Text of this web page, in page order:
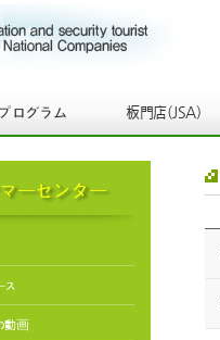
ログラム 板門店(JSA)
ーセンター
ス
動画